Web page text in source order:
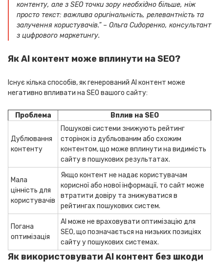
контенту, але з SEO точки зору необхідно більше, ніж
просто текст: важлива оригінальність, релевантність та
залучення користувачів." – Ольга Сидоренко, консультант
з цифрового маркетингу.
Як AI контент може вплинути на SEO?
Існує кілька способів, як генерований AI контент може
негативно впливати на SEO вашого сайту:
Проблема Вплив на SEO
Дублювання
контенту
Пошукові системи знижують рейтинг
сторінок із дубльованим або схожим
контентом, що може вплинути на видимість
сайту в пошукових результатах.
Мала
цінність для
користувачів
Якщо контент не надає користувачам
корисної або нової інформації, то сайт може
втратити довіру та знижуватися в
рейтингах пошукових систем.
Погана
оптимізація
AI може не враховувати оптимізацію для
SEO, що позначається на низьких позиціях
сайту у пошукових системах.
Як використовувати AI контент без шкоди